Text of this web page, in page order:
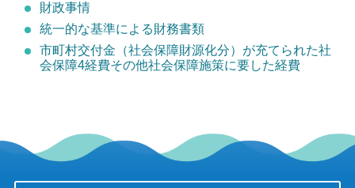
財政事情
統一的な基準による財務書類
市町村交付金（社会保障財源化分）が充てられた社
会保障4経費その他社会保障施策に要した経費